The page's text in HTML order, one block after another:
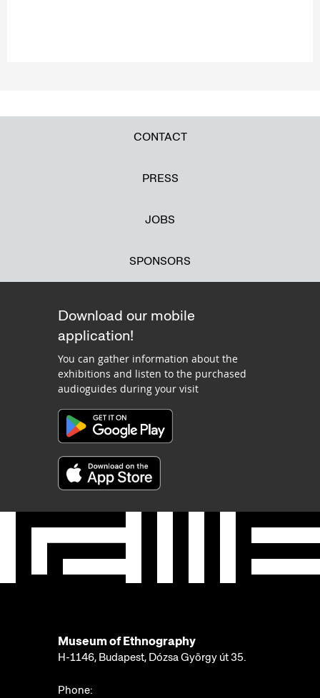
CONTACT
PRESS
JOBS
SPONSORS
Download our mobile
application!
You can gather information about the
exhibitions and listen to the purchased
audioguides during your visit
Museum of Ethnography
H-1146, Budapest, Dózsa György út 35.
Phone: